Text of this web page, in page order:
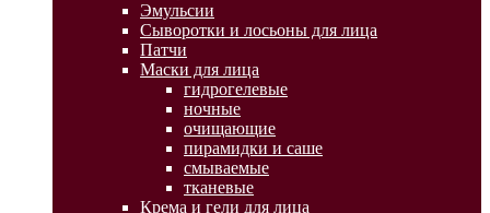
Эмульсии
Сыворотки и лосьоны для лица
Патчи
Маски для лица
гидрогелевые
ночные
очищающие
пирамидки и саше
смываемые
тканевые
Крема и гели для лица